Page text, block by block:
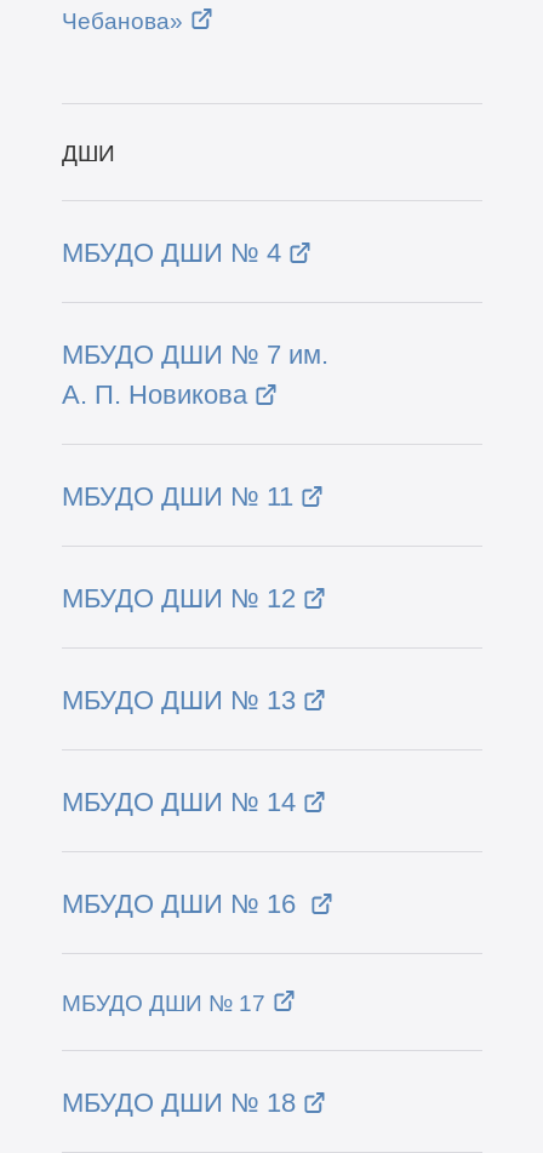
Чебанова»
ДШИ
МБУДО ДШИ № 4
МБУДО ДШИ № 7 им.
А. П. Новикова
МБУДО ДШИ № 11
МБУДО ДШИ № 12
МБУДО ДШИ № 13
МБУДО ДШИ № 14
МБУДО ДШИ № 16
МБУДО ДШИ № 17
МБУДО ДШИ № 18